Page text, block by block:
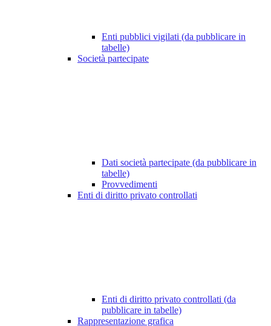
Enti pubblici vigilati (da pubblicare in
tabelle)
Società partecipate
Dati società partecipate (da pubblicare in
tabelle)
Provvedimenti
Enti di diritto privato controllati
Enti di diritto privato controllati (da
pubblicare in tabelle)
Rappresentazione grafica